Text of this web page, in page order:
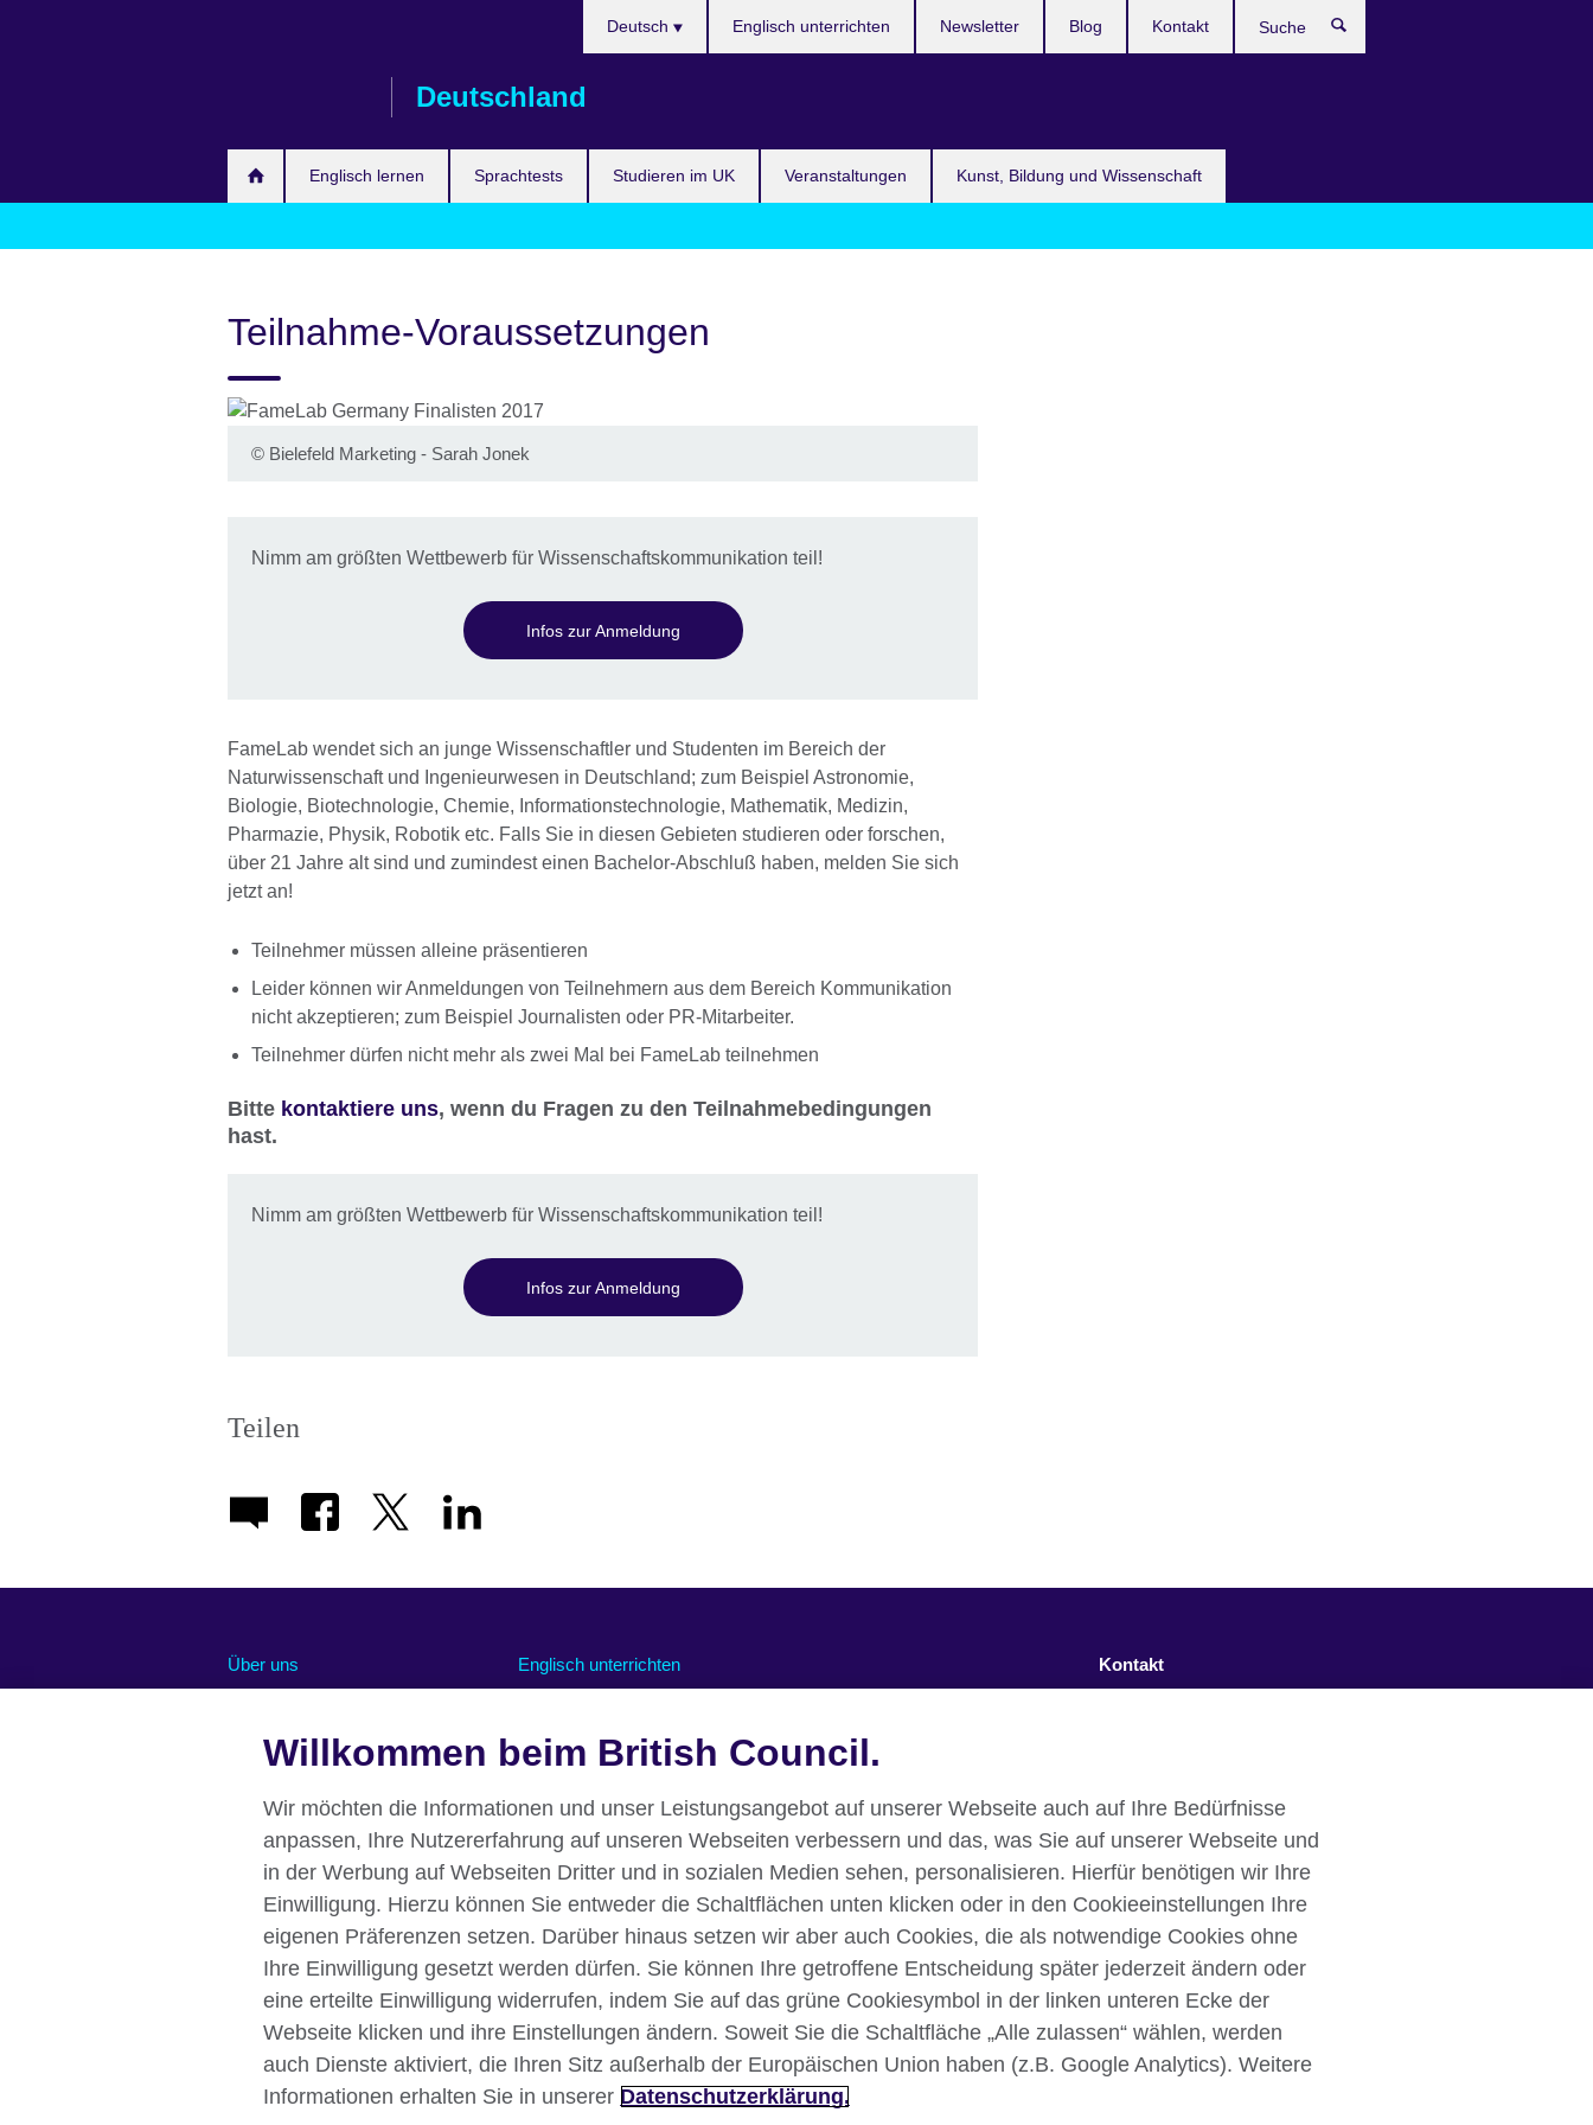
Deutschland
Englisch lernen Sprachtests Studieren im UK Veranstaltungen Kunst, Bildung und Wissenschaft
Deutsch Englisch unterrichten Newsletter Blog Kontakt
Teilnahme-Voraussetzungen
© Bielefeld Marketing - Sarah Jonek
Nimm am größten Wettbewerb für Wissenschaftskommunikation teil!
Infos zur Anmeldung
FameLab wendet sich an junge Wissenschaftler und Studenten im Bereich der
Naturwissenschaft und Ingenieurwesen in Deutschland; zum Beispiel Astronomie,
Biologie, Biotechnologie, Chemie, Informationstechnologie, Mathematik, Medizin,
Pharmazie, Physik, Robotik etc. Falls Sie in diesen Gebieten studieren oder forschen,
über 21 Jahre alt sind und zumindest einen Bachelor-Abschluß haben, melden Sie sich
jetzt an!
Teilnehmer müssen alleine präsentieren
Leider können wir Anmeldungen von Teilnehmern aus dem Bereich Kommunikation
nicht akzeptieren; zum Beispiel Journalisten oder PR-Mitarbeiter.
Teilnehmer dürfen nicht mehr als zwei Mal bei FameLab teilnehmen
Bitte kontaktiere uns, wenn du Fragen zu den Teilnahmebedingungen
hast.
Nimm am größten Wettbewerb für Wissenschaftskommunikation teil!
Infos zur Anmeldung
Teilen
Über uns
Chancengleichheit und Inklusion
Unsere grüne Agenda
Stellenangebote
Pressemitteilungen
Eine Nachricht von unserer British
Council Direktorin Deutschland
Affiliate marketing
Englisch unterrichten
Unterstützung für den Online-
Unterricht
Kontakt
YouTube
Instagram
British Council global Datenschutzerklärung Nutzungsbedingungen Your comments and complaints Cookies
Sitemap
Impressum
Willkommen beim British Council.
Wir möchten die Informationen und unser Leistungsangebot auf unserer Webseite auch auf Ihre Bedürfnisse
anpassen, Ihre Nutzererfahrung auf unseren Webseiten verbessern und das, was Sie auf unserer Webseite und
in der Werbung auf Webseiten Dritter und in sozialen Medien sehen, personalisieren. Hierfür benötigen wir Ihre
Einwilligung. Hierzu können Sie entweder die Schaltflächen unten klicken oder in den Cookieeinstellungen Ihre
eigenen Präferenzen setzen. Darüber hinaus setzen wir aber auch Cookies, die als notwendige Cookies ohne
Ihre Einwilligung gesetzt werden dürfen. Sie können Ihre getroffene Entscheidung später jederzeit ändern oder
eine erteilte Einwilligung widerrufen, indem Sie auf das grüne Cookiesymbol in der linken unteren Ecke der
Webseite klicken und ihre Einstellungen ändern. Soweit Sie die Schaltfläche „Alle zulassen“ wählen, werden
auch Dienste aktiviert, die Ihren Sitz außerhalb der Europäischen Union haben (z.B. Google Analytics). Weitere
Informationen erhalten Sie in unserer Datenschutzerklärung.